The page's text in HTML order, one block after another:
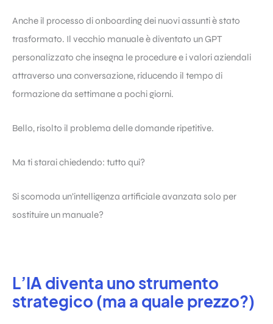
Anche il processo di onboarding dei nuovi assunti è stato
trasformato. Il vecchio manuale è diventato un GPT
personalizzato che insegna le procedure e i valori aziendali
attraverso una conversazione, riducendo il tempo di
formazione da settimane a pochi giorni.
Bello, risolto il problema delle domande ripetitive.
Ma ti starai chiedendo: tutto qui?
Si scomoda un’intelligenza artificiale avanzata solo per
sostituire un manuale?
L’IA diventa uno strumento
strategico (ma a quale prezzo?)